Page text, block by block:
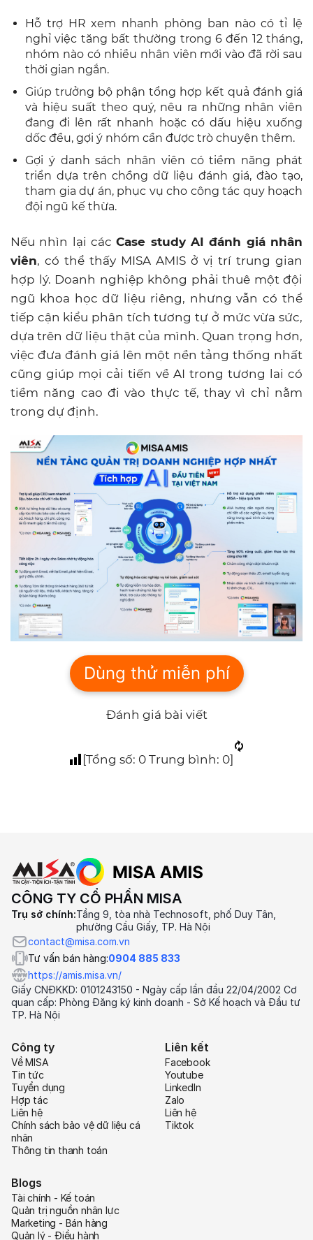
Hỗ trợ HR xem nhanh phòng ban nào có tỉ lệ
nghỉ việc tăng bất thường trong 6 đến 12 tháng,
nhóm nào có nhiều nhân viên mới vào đã rời sau
thời gian ngắn.
Giúp trưởng bộ phận tổng hợp kết quả đánh giá
và hiệu suất theo quý, nêu ra những nhân viên
đang đi lên rất nhanh hoặc có dấu hiệu xuống
dốc đều, gợi ý nhóm cần được trò chuyện thêm.
Gợi ý danh sách nhân viên có tiềm năng phát
triển dựa trên chồng dữ liệu đánh giá, đào tạo,
tham gia dự án, phục vụ cho công tác quy hoạch
đội ngũ kế thừa.
Nếu nhìn lại cácCase study AI đánh giá nhân
viên, có thể thấy MISA AMIS ở vị trí trung gian
hợp lý. Doanh nghiệp không phải thuê một đội
ngũ khoa học dữ liệu riêng, nhưng vẫn có thể
tiếp cận kiểu phân tích tương tự ở mức vừa sức,
dựa trên dữ liệu thật của mình. Quan trọng hơn,
việc đưa đánh giá lên một nền tảng thống nhất
cũng giúp mọi cải tiến về AI trong tương lai có
tiềm năng cao đi vào thực tế, thay vì chỉ nằm
trong dự định.
Dùng thử miễn phí
Đánh giá bài viết
[Tổng số: 0 Trung bình: 0]
CÔNG TY CỔ PHẦN MISA
Trụ sở chính:Tầng 9, tòa nhà Technosoft, phố Duy Tân,
phường Cầu Giấy, TP. Hà Nội
contact@misa.com.vn
Tư vấn bán hàng:0904 885 833
https://amis.misa.vn/
Giấy CNĐKKD: 0101243150 - Ngày cấp lần đầu 22/04/2002 Cơ
quan cấp: Phòng Đăng ký kinh doanh - Sở Kế hoạch và Đầu tư
TP. Hà Nội
Công ty
Về MISA
Tin tức
Tuyển dụng
Hợp tác
Liên hệ
Chính sách bảo vệ dữ liệu cá
nhân
Thông tin thanh toán
Liên kết
Facebook
Youtube
LinkedIn
Zalo
Liên hệ
Tiktok
Blogs
Tài chính - Kế toán
Quản trị nguồn nhân lực
Marketing - Bán hàng
Quản lý - Điều hành